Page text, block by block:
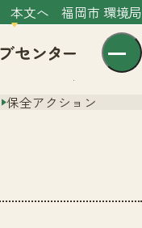
本文へ 福岡市 環境局
保全アクション